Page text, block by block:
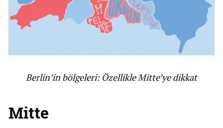
Berlin’in bölgeleri: Özellikle Mitte’ye dikkat
Mitte